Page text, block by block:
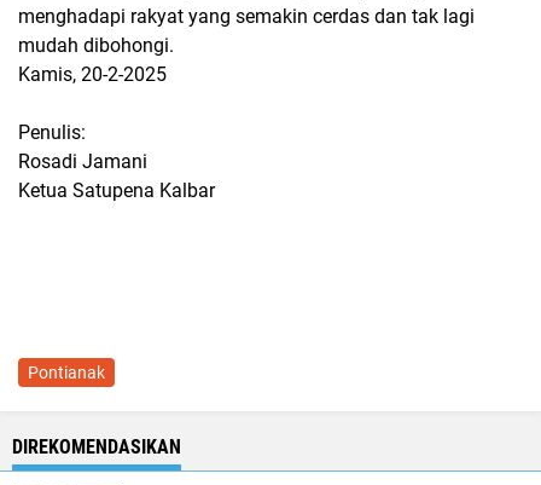
menghadapi rakyat yang semakin cerdas dan tak lagi
mudah dibohongi.
Kamis, 20-2-2025
Penulis:
Rosadi Jamani
Ketua Satupena Kalbar
Pontianak
DIREKOMENDASIKAN